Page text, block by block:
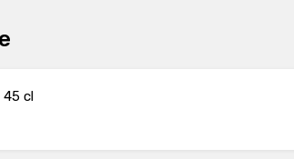
45 cl